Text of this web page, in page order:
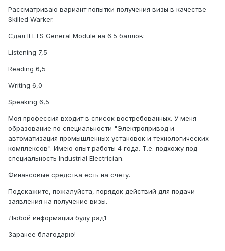
Рассматриваю вариант попытки получения визы в качестве
Skilled Warker.
Сдал IELTS General Module на 6.5 баллов:
Listening 7,5
Reading 6,5
Writing 6,0
Speaking 6,5
Моя профессия входит в список востребованных. У меня
образование по специальности "Электропривод и
автоматизация промышленных установок и технологических
комплексов". Имею опыт работы 4 года. Т.е. подхожу под
специальность Industrial Electrician.
Финансовые средства есть на счету.
Подскажите, пожалуйста, порядок действий для подачи
заявления на получение визы.
Любой информации буду рад1
Заранее благодарю!